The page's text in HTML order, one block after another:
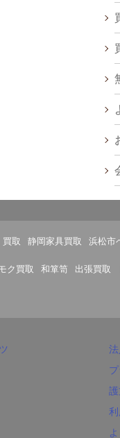
買取 静岡家具買取 浜松市
ク買取 和箪笥 出張買取
護